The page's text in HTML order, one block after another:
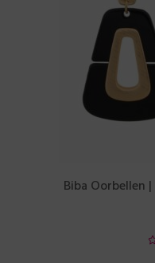
Biba Oorbellen